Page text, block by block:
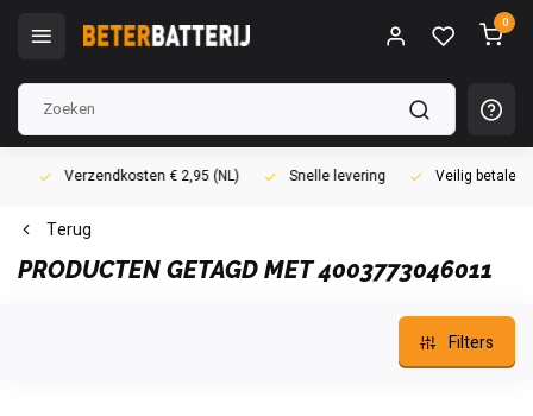
0
Verzendkosten € 2,95 (NL) Snelle levering Veilig betalen
Terug
PRODUCTEN GETAGD MET 4003773046011
Filters